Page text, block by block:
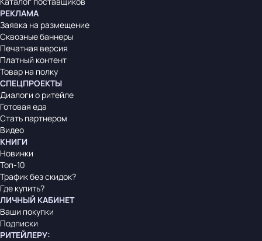
РЕКЛАМА
Заявка на размещение
Сквозные баннеры
Печатная версия
Платный контент
Товар на полку
СПЕЦПРОЕКТЫ
Диалоги о ритейле
Готовая еда
Стать партнером
Видео
КНИГИ
Новинки
Топ-10
Трафик без скидок?
Где купить?
ЛИЧНЫЙ КАБИНЕТ
Ваши покупки
Подписки
РИТЕЙЛЕРУ: